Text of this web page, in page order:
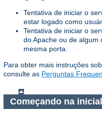
Tentativa de iniciar o
estar logado como
Tentativa de iniciar o
do Apache ou de algum
mesma porta.
Para obter mais instruções
consulte as Perguntas
Começando na